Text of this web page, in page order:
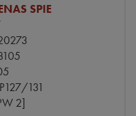
SPIE
131
2]